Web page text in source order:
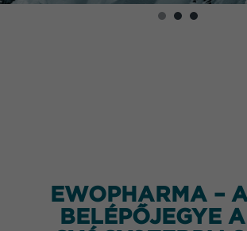
EWOPHARMA –
BELÉPŐJEGYE